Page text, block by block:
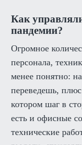
Как
пандемии?
Огромное
персонала,
менее понятно:
переведешь, плюс
котором шаг в
есть и офисные
технические